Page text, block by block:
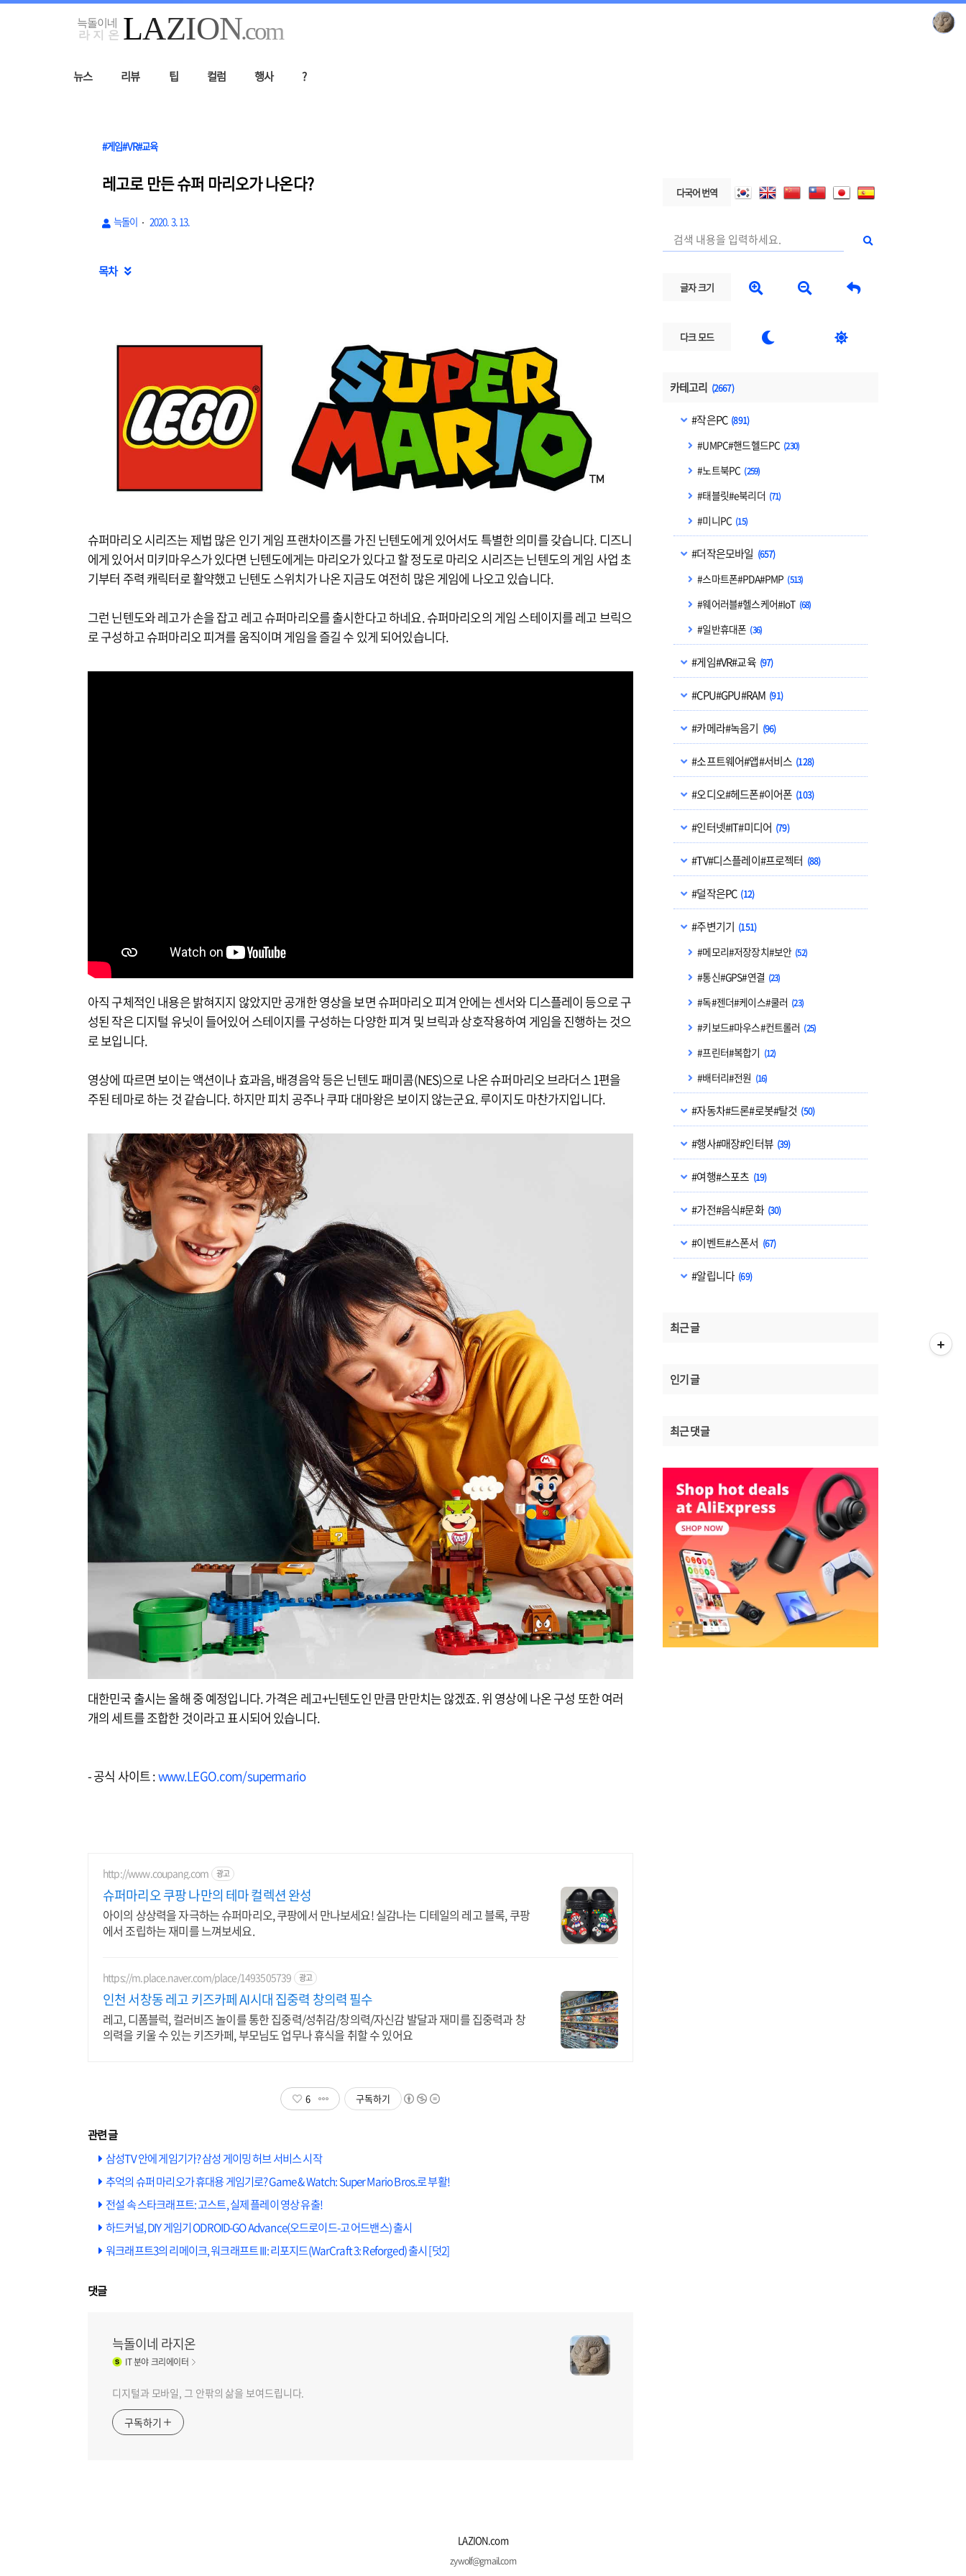
뉴스 리뷰 팁 컬럼 행사 ?
다국어 번역
글자 크기   
다크 모드  
카테고리 (2667)
#작은PC (891)
#UMPC#핸드헬드PC (230)
#노트북PC (259)
#태블릿#e북리더 (71)
#미니PC (15)
#더작은모바일 (657)
#스마트폰#PDA#PMP (513)
#웨어러블#헬스케어#IoT (68)
#일반휴대폰 (36)
#게임#VR#교육 (97)
#CPU#GPU#RAM (91)
#카메라#녹음기 (96)
#소프트웨어#앱#서비스 (128)
#오디오#헤드폰#이어폰 (103)
#인터넷#IT#미디어 (79)
#TV#디스플레이#프로젝터 (88)
#덜작은PC (12)
#주변기기 (151)
#메모리#저장장치#보안 (52)
#통신#GPS#연결 (23)
#독#젠더#케이스#쿨러 (23)
#키보드#마우스#컨트롤러 (25)
#프린터#복합기 (12)
#배터리#전원 (16)
#자동차#드론#로봇#탈것 (50)
#행사#매장#인터뷰 (39)
#여행#스포츠 (19)
#가전#음식#문화 (30)
#이벤트#스폰서 (67)
#알립니다 (69)
최근 글
인기 글
최근 댓글
#게임#VR#교육
레고로 만든 슈퍼 마리오가 나온다?
늑돌이 2020. 3. 13.
목차 
슈퍼마리오 시리즈는 제법 많은 인기 게임 프랜차이즈를 가진 닌텐도에게 있어서도 특별한 의미를 갖습니다. 디즈니
에게 있어서 미키마우스가 있다면 닌텐도에게는 마리오가 있다고 할 정도로 마리오 시리즈는 닌텐도의 게임 사업 초
기부터 주력 캐릭터로 활약했고 닌텐도 스위치가 나온 지금도 여전히 많은 게임에 나오고 있습니다.
그런 닌텐도와 레고가 손을 잡고 레고 슈퍼마리오를 출시한다고 하네요. 슈퍼마리오의 게임 스테이지를 레고 브릭으
로 구성하고 슈퍼마리오 피겨를 움직이며 게임을 즐길 수 있게 되어있습니다.
아직 구체적인 내용은 밝혀지지 않았지만 공개한 영상을 보면 슈퍼마리오 피겨 안에는 센서와 디스플레이 등으로 구
성된 작은 디지털 유닛이 들어있어 스테이지를 구성하는 다양한 피겨 및 브릭과 상호작용하여 게임을 진행하는 것으
로 보입니다.
영상에 따르면 보이는 액션이나 효과음, 배경음악 등은 닌텐도 패미콤(NES)으로 나온 슈퍼마리오 브라더스 1편을
주된 테마로 하는 것 같습니다. 하지만 피치 공주나 쿠파 대마왕은 보이지 않는군요. 루이지도 마찬가지입니다.
대한민국 출시는 올해 중 예정입니다. 가격은 레고+닌텐도인 만큼 만만치는 않겠죠. 위 영상에 나온 구성 또한 여러
개의 세트를 조합한 것이라고 표시되어 있습니다.
- 공식 사이트 :www.LEGO.com/supermario
http://www.coupang.com 광고
슈퍼마리오 쿠팡 나만의 테마 컬렉션 완성
아이의 상상력을 자극하는 슈퍼마리오, 쿠팡에서 만나보세요! 실감나는 디테일의 레고 블록, 쿠팡
에서 조립하는 재미를 느껴보세요.
https://m.place.naver.com/place/1493505739 광고
인천 서창동 레고 키즈카페 AI시대 집중력 창의력 필수
레고, 디폼블럭, 컬러비즈 놀이를 통한 집중력/성취감/창의력/자신감 발달과 재미를 집중력과 창
의력을 키울 수 있는 키즈카페, 부모님도 업무나 휴식을 취할 수 있어요
6 구독하기
삼성TV 안에 게임기가? 삼성 게이밍 허브 서비스 시작
추억의 슈퍼 마리오가 휴대용 게임기로? Game & Watch: Super Mario Bros.로 부활!
전설 속 스타크래프트: 고스트, 실제 플레이 영상 유출!
하드커널, DIY 게임기 ODROID-GO Advance(오드로이드-고 어드밴스) 출시
워크래프트3의 리메이크, 워크래프트 III: 리포지드(WarCraft 3: Reforged) 출시 [덧2]
댓글
늑돌이네 라지온
IT분야 크리에이터
디지털과 모바일, 그 안팎의 삶을 보여드립니다.
구독하기
LAZION.com
zywolf@gmail.com